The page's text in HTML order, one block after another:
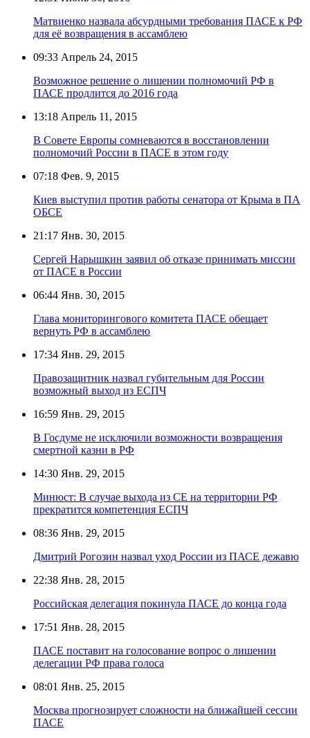
Матвиенко назвала абсурдными требования ПАСЕ к РФ
для её возвращения в ассамблею
09:33 Апрель 24, 2015
Возможное решение о лишении полномочий РФ в
ПАСЕ продлится до 2016 года
13:18 Апрель 11, 2015
В Совете Европы сомневаются в восстановлении
полномочий России в ПАСЕ в этом году
07:18 Фев. 9, 2015
Киев выступил против работы сенатора от Крыма в ПА
ОБСЕ
21:17 Янв. 30, 2015
Сергей Нарышкин заявил об отказе принимать миссии
от ПАСЕ в России
06:44 Янв. 30, 2015
Глава мониторингового комитета ПАСЕ обещает
вернуть РФ в ассамблею
17:34 Янв. 29, 2015
Правозащитник назвал губительным для России
возможный выход из ЕСПЧ
16:59 Янв. 29, 2015
В Госдуме не исключили возможности возвращения
смертной казни в РФ
14:30 Янв. 29, 2015
Минюст: В случае выхода из СЕ на территории РФ
прекратится компетенция ЕСПЧ
08:36 Янв. 29, 2015
Дмитрий Рогозин назвал уход России из ПАСЕ дежавю
22:38 Янв. 28, 2015
Российская делегация покинула ПАСЕ до конца года
17:51 Янв. 28, 2015
ПАСЕ поставит на голосование вопрос о лишении
делегации РФ права голоса
08:01 Янв. 25, 2015
Москва прогнозирует сложности на ближайшей сессии
ПАСЕ